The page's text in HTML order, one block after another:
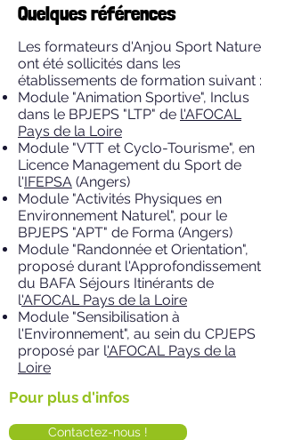
Quelques références
Les formateurs d'Anjou Sport Nature
ont été sollicités dans les
établissements de formation suivant :
Module "Animation Sportive", Inclus
dans le BPJEPS "LTP" de l'AFOCAL
Pays de la Loire
Module "VTT et Cyclo-Tourisme"​, en
Licence Management du Sport de
l'IFEPSA (Angers)
Module "Activités Physiques en
Environnement Naturel", pour le
BPJEPS "APT" de Forma (Angers)
Module "Randonnée et Orientation",
proposé durant l'Approfondissement
du BAFA Séjours Itinérants de
l'AFOCAL Pays de la Loire
Module "Sensibilisation à
l'Environnement", au sein du CPJEPS
proposé par l'AFOCAL Pays de la
Loire
Pour plus d'infos
Contactez-nous !